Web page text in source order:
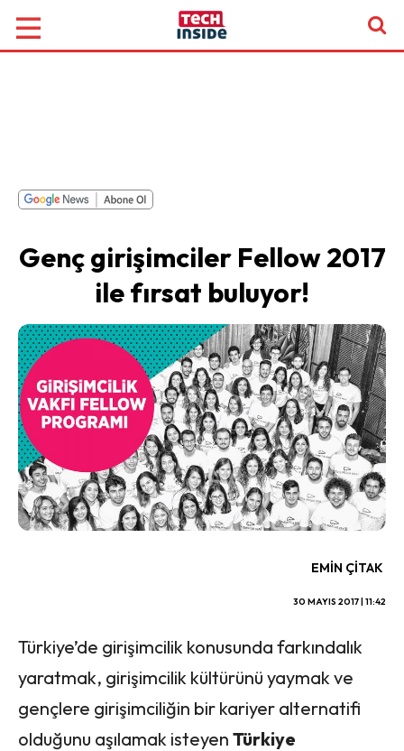
Genç girişimciler Fellow 2017
ile fırsat buluyor!
EMIN ÇITAK
30 MAYIS 2017 | 11:42
Türkiye’de girişimcilik konusunda farkındalık
yaratmak, girişimcilik kültürünü yaymak ve
gençlere girişimciliğin bir kariyer alternatifi
olduğunu aşılamak isteyen Türkiye